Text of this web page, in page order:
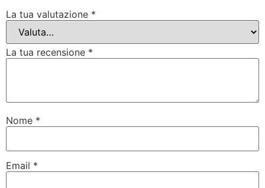
La tua valutazione *
La tua recensione *
Nome *
Email *